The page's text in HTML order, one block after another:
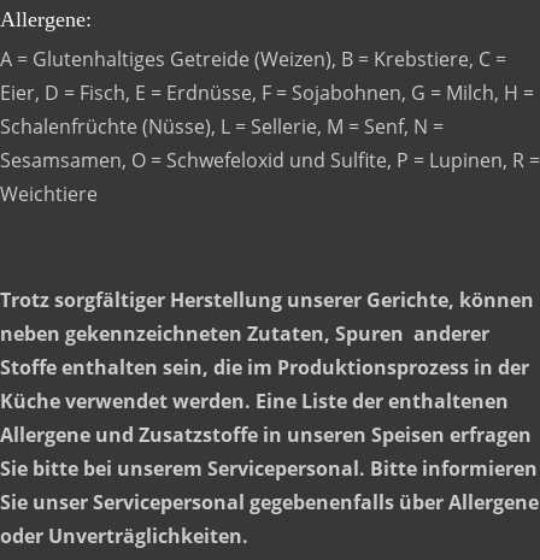
Allergene:
A = Glutenhaltiges Getreide (Weizen), B = Krebstiere, C =
Eier, D = Fisch, E = Erdnüsse, F = Sojabohnen, G = Milch, H =
Schalenfrüchte (Nüsse), L = Sellerie, M = Senf, N =
Sesamsamen, O = Schwefeloxid und Sulfite, P = Lupinen, R =
Weichtiere
Trotz sorgfältiger Herstellung unserer Gerichte, können
neben gekennzeichneten Zutaten, Spuren anderer
Stoffe enthalten sein, die im Produktionsprozess in der
Küche verwendet werden. Eine Liste der enthaltenen
Allergene und Zusatzstoffe in unseren Speisen erfragen
Sie bitte bei unserem Servicepersonal. Bitte informieren
Sie unser Servicepersonal gegebenenfalls über Allergene
oder Unverträglichkeiten.